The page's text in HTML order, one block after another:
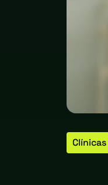
Clínicas